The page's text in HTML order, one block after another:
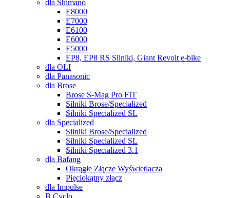
dla Shimano
E8000
E7000
E6100
E6000
E5000
EP8, EP8 RS Silniki, Giant Revolt e-bike
dla OLI
dla Panasonic
dla Brose
Brose S-Mag Pro FIT
Silniki Brose/Specialized
Silniki Specialized SL
dla Specialized
Silniki Brose/Specialized
Silniki Specialized SL
Silniki Specialized 3.1
dla Bafang
Okrągłe Złącze Wyświetlacza
Pięciokątny złącz
dla Impulse
B.Cyclo